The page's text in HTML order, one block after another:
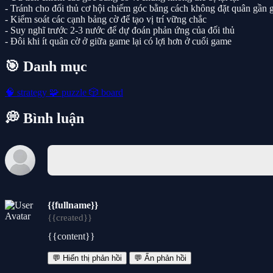
- Tránh cho đối thủ cơ hội chiếm góc bằng cách không đặt quân gần
- Kiểm soát các cạnh bảng cờ để tạo vị trí vững chắc
- Suy nghĩ trước 2-3 nước để dự đoán phản ứng của đối thủ
- Đôi khi ít quân cờ ở giữa game lại có lợi hơn ở cuối game
🎯 Danh mục
🧠 strategy 🧩 puzzle 🎲 board
💭 Bình luận
{{fullname}}
{{created}}
{{content}}
💬 Hiển thị phản hồi 💬 Ẩn phản hồi